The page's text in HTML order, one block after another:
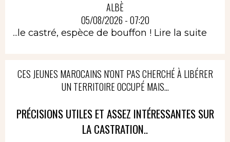
ALBÈ
05/08/2026 - 07:20
...le castré, espèce de bouffon ! Lire la suite
CES JEUNES MAROCAINS N'ONT PAS CHERCHÉ À LIBÉRER
UN TERRITOIRE OCCUPÉ MAIS...
PRÉCISIONS UTILES ET ASSEZ INTÉRESSANTES SUR
LA CASTRATION..